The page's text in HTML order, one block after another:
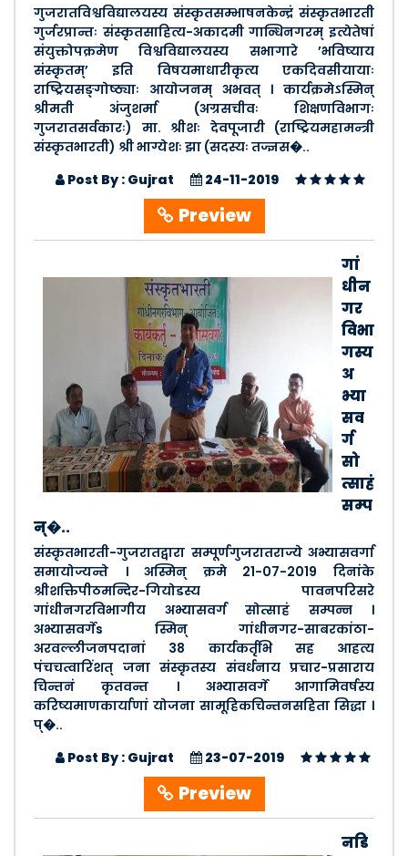
गुजरातविश्वविद्यालयस्य संस्कृतसम्भाषनकेन्द्रं संस्कृतभारती
गुर्जरप्रान्तः संस्कृतसाहित्य-अकादमी गान्धिनगरम् इत्येतेषां
संयुक्तोपक्रमेण विश्वविद्यालयस्य सभागारे ’भविष्याय
संस्कृतम्’ इति विषयमाधारीकृत्य एकदिवसीयायाः
राष्ट्रियसङ्गोष्ठ्याः आयोजनम् अभवत् । कार्यक्रमेऽस्मिन्
श्रीमती अंजुशर्मा (अग्रसचीवः शिक्षणविभागः
गुजरातसर्वकारः) मा. श्रीशः देवपूजारी (राष्ट्रियमहामन्त्री
संस्कृतभारती) श्री भाग्येशः झा (सदस्यः तज्ज्ञस�..
Post By : Gujrat
24-11-2019
Preview
गां
धीन
गर
विभा
गस्य
अ
भ्या
सव
र्ग
सो
त्साहं
सम्प
न्�..
संस्कृतभारती-गुजरातद्वारा सम्पूर्णगुजरातराज्ये अभ्यासवर्गा
समायोज्यन्ते । अस्मिन् क्रमे 21-07-2019 दिनांके
श्रीशक्तिपीठमन्दिर-गियोडस्य पावनपरिसरे
गांधीनगरविभागीय अभ्यासवर्ग सोत्साहं सम्पन्न ।
अभ्यासवर्गेs स्मिन् गांधीनगर-साबरकांठा-
अरवल्लीजनपदानां 38 कार्यकर्तृभि सह आहत्य
पंचचत्वारिंशत् जना संस्कृतस्य संवर्धनाय प्रचार-प्रसाराय
चिन्तनं कृतवन्त । अभ्यासवर्गे आगामिवर्षस्य
करिष्यमाणकार्याणां योजना सामूहिकचिन्तनसहिता सिद्धा ।
प्�..
Post By : Gujrat
23-07-2019
Preview
नडि